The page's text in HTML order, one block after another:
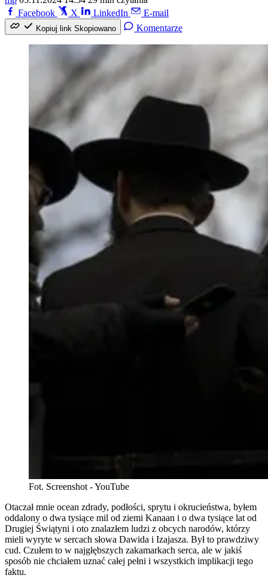
Facebook
X LinkedIn E-mail
Kopiuj link Skopiowano Komentarze
Fot. Screenshot - YouTube
Otaczał mnie ocean zdrady, podłości, sprytu i okrucieństwa, byłem
oddalony o dwa tysiące mil od ziemi Kanaan i o dwa tysiące lat od
Drugiej Świątyni i oto znalazłem ludzi z obcych narodów, którzy
mieli wyryte w sercach słowa Dawida i Izajasza. Był to prawdziwy
cud. Czułem to w najgłębszych zakamarkach serca, ale w jakiś
sposób nie chciałem uznać całej pełni i wszystkich implikacji tego
faktu.